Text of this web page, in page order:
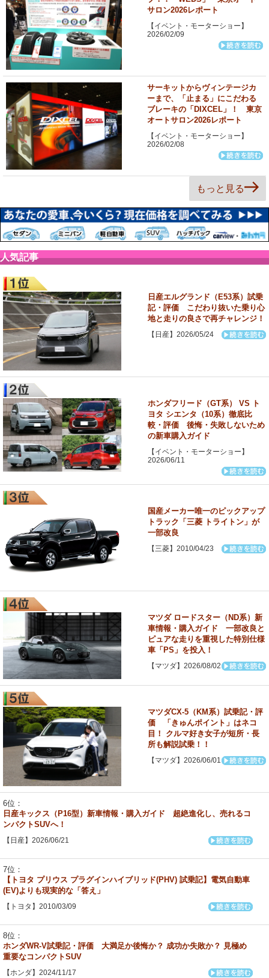
サロン2026レポート
【イベント・モーターショー】
2026/02/09
サーキットからヴィンテージカ
ーまで、「止まる」にこだわる
ブレーキの「DIXCEL」！ 東京
オートサロン2026レポート
【イベント・モーターショー】
2026/02/08
もっと見る
人気記事
日産エルグランド（E53系）試乗
記・評価 こだわり抜いた乗り心
地と走りの良さで再チャレンジ！
【日産】2026/05/24
ホンダフリード（GT系） VS ト
ヨタ シエンタ（10系）徹底比
較・評価 後悔・失敗しないため
の新車購入ガイド
【イベント・モーターショー】
2026/06/11
国産メーカー唯一のピックアップ
トラック「三菱 トライトン」が
一部改良
【三菱】2010/04/23
マツダ ロードスター（ND系）新
車情報・購入ガイド 一部改良と
ピュアな走りを重視した特別仕様
車「PS」を投入！
【マツダ】2026/08/02
マツダCX-5（KM系）試乗記・評
価 「きゅんポイント」はネコ
目！ クルマ好き女子が短所・長
所も解説試乗！！
【マツダ】2026/06/01
日産キックス（P16型）新車情報・購入ガイド 超絶進化し、売れるコ
ンパクトSUVへ！
【日産】2026/06/21
【トヨタ プリウス プラグインハイブリッド(PHV) 試乗記】電気自動車
(EV)よりも現実的な「答え」
【トヨタ】2010/03/09
ホンダWR-V試乗記・評価 大満足か後悔か？ 成功か失敗か？ 見極め
重要なコンパクトSUV
【ホンダ】2024/11/17